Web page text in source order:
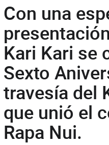
Con una
Kari Kari se
Sexto
travesía del
que unió el
Rapa Nui.